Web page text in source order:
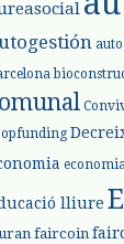
lliure
faircoin